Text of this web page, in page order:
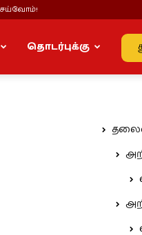
தொடர்புக்கு